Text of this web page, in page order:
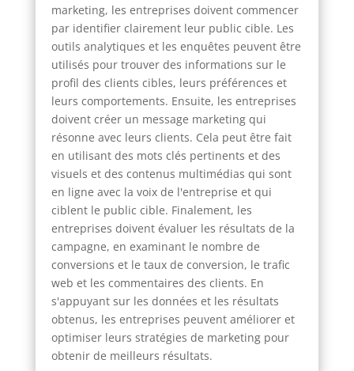
marketing, les entreprises doivent commencer
par identifier clairement leur public cible. Les
outils analytiques et les enquêtes peuvent être
utilisés pour trouver des informations sur le
profil des clients cibles, leurs préférences et
leurs comportements. Ensuite, les entreprises
doivent créer un message marketing qui
résonne avec leurs clients. Cela peut être fait
en utilisant des mots clés pertinents et des
visuels et des contenus multimédias qui sont
en ligne avec la voix de l'entreprise et qui
ciblent le public cible. Finalement, les
entreprises doivent évaluer les résultats de la
campagne, en examinant le nombre de
conversions et le taux de conversion, le trafic
web et les commentaires des clients. En
s'appuyant sur les données et les résultats
obtenus, les entreprises peuvent améliorer et
optimiser leurs stratégies de marketing pour
obtenir de meilleurs résultats.